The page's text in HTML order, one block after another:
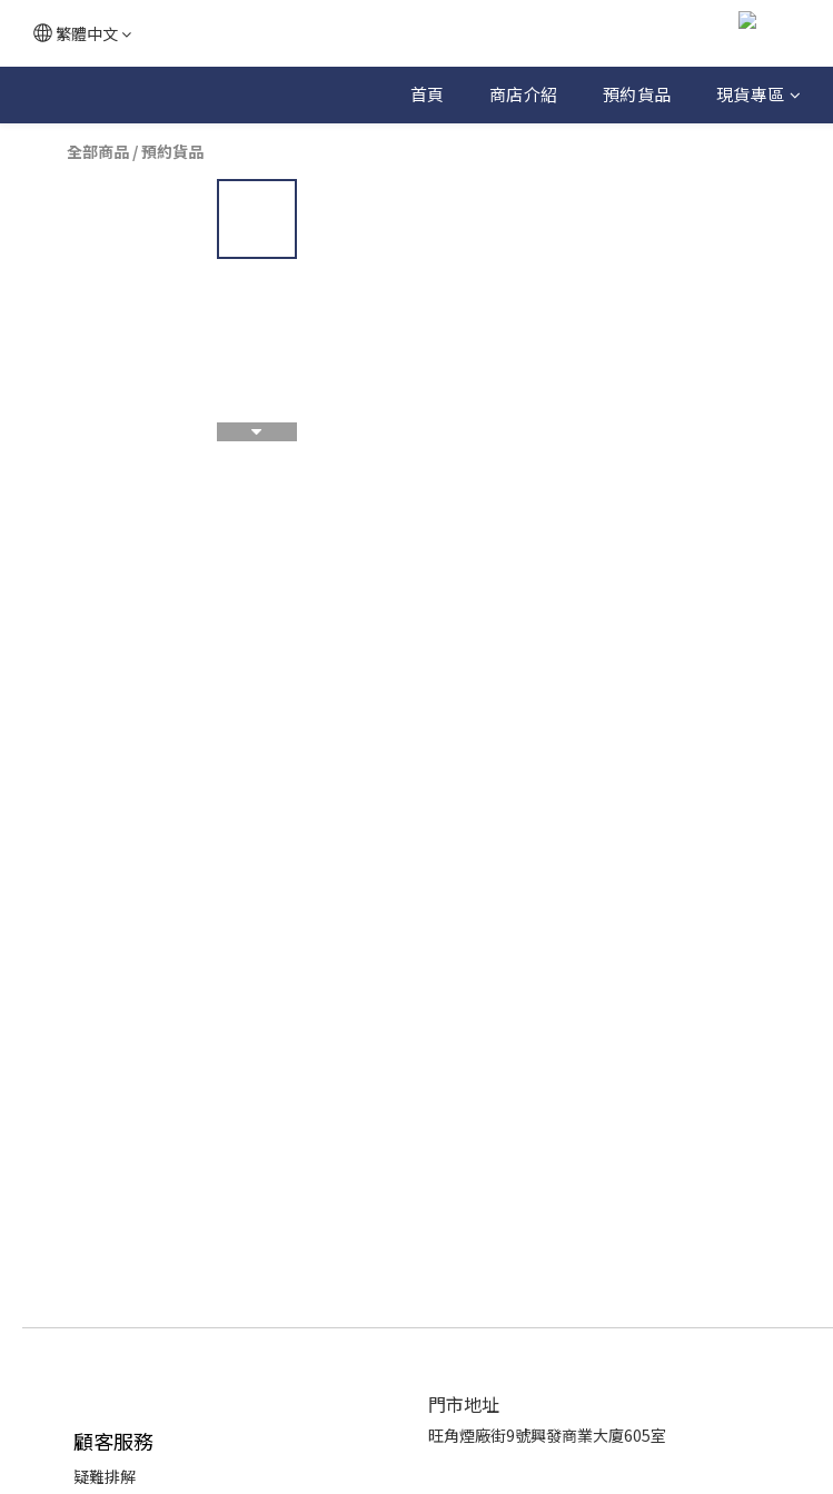
繁體中文
首頁 商店介紹 預約貨品 現貨專區
全部商品 /預約貨品
顧客服務
疑難排解
門市地址
旺角煙廠街9號興發商業大廈605室